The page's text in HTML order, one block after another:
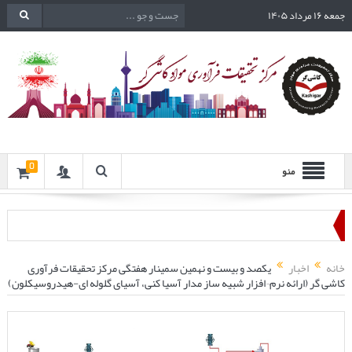
جمعه ۱۶ مرداد ۱۴۰۵
منو 0
خانه اخبار یکصد و بیست و نهمین سمینار هفتگی مرکز تحقیقات فرآوری
کاشی گر (ارائه نرم¬افزار شبیه ساز مدار آسیا کنی، آسیای گلوله ای-هیدروسیکلون)